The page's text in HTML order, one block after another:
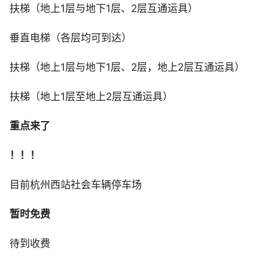
扶梯（地上1层与地下1层、2层互通运具）
垂直电梯（各层均可到达）
扶梯（地上1层与地下1层、2层，地上2层互通运具）
扶梯（地上1层至地上2层互通运具）
重点来了
！！！
目前杭州西站社会车辆停车场
暂时免费
待到收费